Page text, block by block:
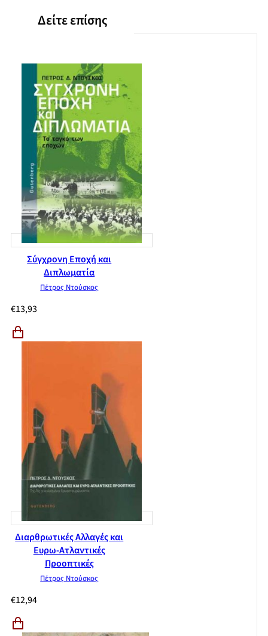
Δείτε επίσης
Σύγχρονη Εποχή και
Διπλωματία
Πέτρος Ντούσκος
€13,93
Διαρθρωτικές Αλλαγές και
Ευρω-Ατλαντικές
Προοπτικές
Πέτρος Ντούσκος
€12,94